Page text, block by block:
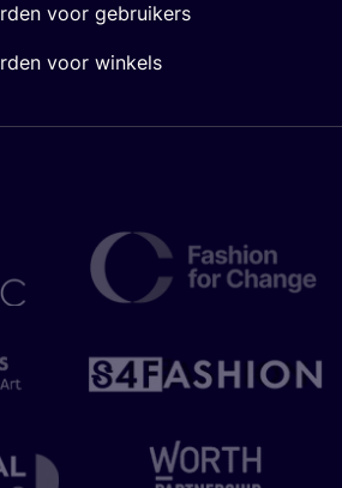
voor gebruikers
voor winkels